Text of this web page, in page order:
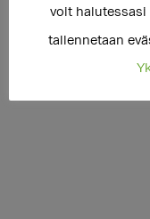
Yhdysvaltalaisesta
luokituksesta
Manual of Mental
joka otettaneen
voit halutessasi
tallennetaan